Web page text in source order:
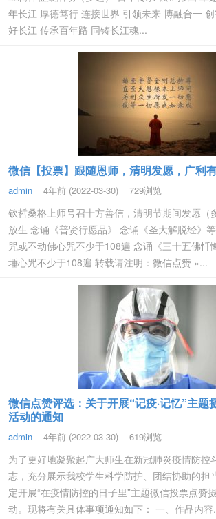
年长江 厚德笃行 连接世界 引领未来 博融合一
好长江 传承百年路 同铸长江魂...
微信【投票】跟随恩师，清明发愿，广利
admin 4年前 (2022-03-30) 729浏览
钦哲桑格上师号召十方善信，清明节期间发愿（
放生 念诵《普贤行愿品》 念诵《圣大解脱经》
咒或不动佛心咒不少于108遍 念诵《三十五佛忏
埵心咒不少于108遍 转载请注明：微信点赞 »...
微信点赞评选：关于开展“记疫·记忆”主题
活动的通知
admin 4年前 (2022-03-30) 619浏览
为了更好地凝聚起广大师生在新冠肺炎疫情防控
志，充分展示我校学生科学防护、团结协助的担
定开展“在疫情防控的日子里”主题微信投票点赞
动。现将有关具体事项通知如下： 一、作品内容